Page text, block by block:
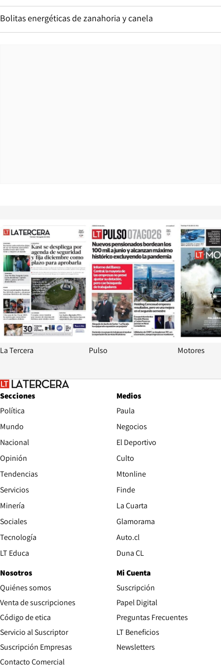
Bolitas energéticas de zanahoria y canela
Opens in new window
La Tercera
Opens in
Pulso Motores
Secciones
Política
Mundo
Nacional
Opinión
Tendencias
Servicios
Minería
Sociales
Tecnología
LT Educa
Medios
Paula
Negocios
El Deportivo
Culto
Mtonline
Finde
La Cuarta
Glamorama
Auto.clOpens in new window
Duna CLOpens in new window
Nosotros
Quiénes somos
Venta de suscripciones
Código de etica Opens in new window
Servicio al Suscriptor
Suscripción Empresas
Contacto ComercialOpens in new window
Mi Cuenta
Suscripción
Papel DigitalOpens in new
Preguntas Frecuentes
LT Beneficios
Newsletters